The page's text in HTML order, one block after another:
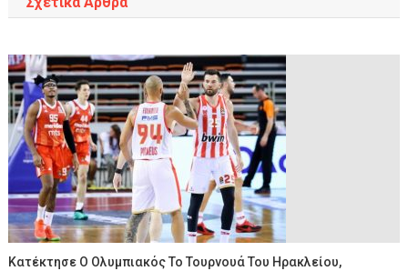
Κατέκτησε Ο Ολυμπιακός Το Τουρνουά Του Ηρακλείου,